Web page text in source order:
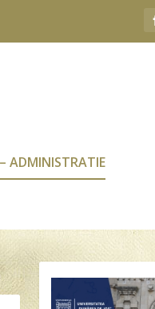
ADMINISTRATIE